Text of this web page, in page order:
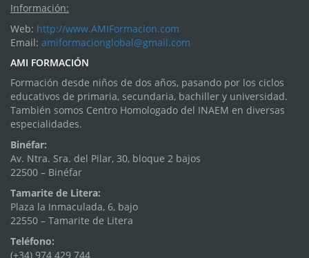
Información:
Web: http://www.AMIFormacion.com
Email: amiformacionglobal@gmail.com
AMI FORMACIÓN
Formación desde niños de dos años, pasando por los ciclos
educativos de primaria, secundaria, bachiller y universidad.
También somos Centro Homologado del INAEM en diversas
especialidades.
Binéfar:
Av. Ntra. Sra. del Pilar, 30, bloque 2 bajos
22500 – Binéfar
Tamarite de Litera:
Plaza la Inmaculada, 6, bajo
22550 – Tamarite de Litera
Teléfono:
(+34) 974 429 744